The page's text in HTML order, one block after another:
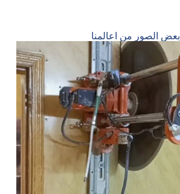
بعض الصور من اعالمنا